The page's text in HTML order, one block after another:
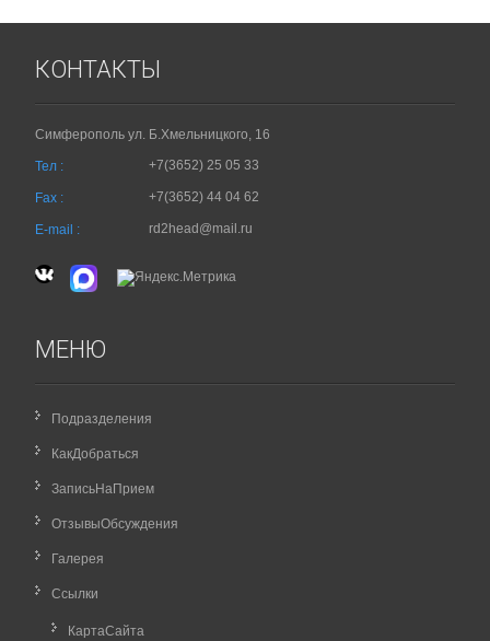
КОНТАКТЫ
Симферополь ул. Б.Хмельницкого, 16
Тел : +7(3652) 25 05 33
Fax : +7(3652) 44 04 62
E-mail : rd2head@mail.ru
МЕНЮ
Подразделения
КакДобраться
ЗаписьНаПрием
ОтзывыОбсуждения
Галерея
Ссылки
КартаCайта